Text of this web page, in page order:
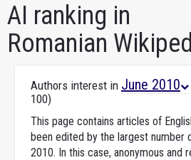
AI ranking in
Romanian
Authors interest in June 2010
100)
This page contains articles of
been edited by the largest number
2010. In this case, anonymous and